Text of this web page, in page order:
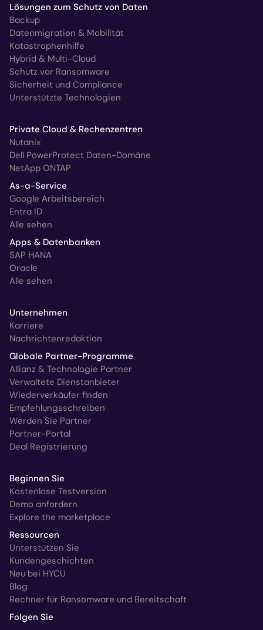
Lösungen zum Schutz von Daten
Backup
Datenmigration & Mobilität
Katastrophenhilfe
Hybrid & Multi-Cloud
Schutz vor Ransomware
Sicherheit und Compliance
Unterstützte Technologien
Private Cloud & Rechenzentren
Nutanix
Dell PowerProtect Daten-Domäne
NetApp ONTAP
As-a-Service
Google Arbeitsbereich
Entra ID
Alle sehen
Apps & Datenbanken
SAP HANA
Oracle
Alle sehen
Unternehmen
Karriere
Nachrichtenredaktion
Globale Partner-Programme
Allianz & Technologie Partner
Verwaltete Dienstanbieter
Wiederverkäufer finden
Empfehlungsschreiben
Werden Sie Partner
Partner-Portal
Deal Registrierung
Beginnen Sie
Kostenlose Testversion
Demo anfordern
Explore the marketplace
Ressourcen
Unterstützen Sie
Kundengeschichten
Neu bei HYCU
Blog
Rechner für Ransomware und Bereitschaft
Folgen Sie